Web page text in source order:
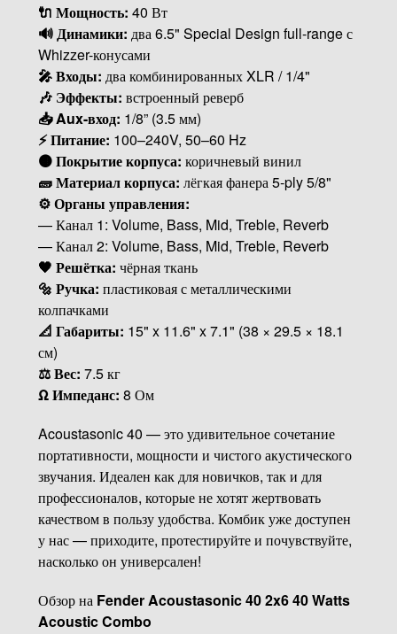
🔌 Мощность: 40 Вт
🔊 Динамики: два 6.5" Special Design full-range с
Whizzer-конусами
🎤 Входы: два комбинированных XLR / 1/4"
🎶 Эффекты: встроенный реверб
📥 Aux-вход: 1/8” (3.5 мм)
⚡ Питание: 100–240V, 50–60 Hz
🟤 Покрытие корпуса: коричневый винил
🧱 Материал корпуса: лёгкая фанера 5-ply 5/8"
⚙️ Органы управления:
— Канал 1: Volume, Bass, Mid, Treble, Reverb
— Канал 2: Volume, Bass, Mid, Treble, Reverb
🖤 Решётка: чёрная ткань
🔩 Ручка: пластиковая с металлическими
колпачками
📐 Габариты: 15" x 11.6" x 7.1" (38 × 29.5 × 18.1
см)
⚖️ Вес: 7.5 кг
Ω Импеданс: 8 Ом
Acoustasonic 40 — это удивительное сочетание
портативности, мощности и чистого акустического
звучания. Идеален как для новичков, так и для
профессионалов, которые не хотят жертвовать
качеством в пользу удобства. Комбик уже доступен
у нас — приходите, протестируйте и почувствуйте,
насколько он универсален!
Обзор на Fender Acoustasonic 40 2x6 40 Watts
Acoustic Combo